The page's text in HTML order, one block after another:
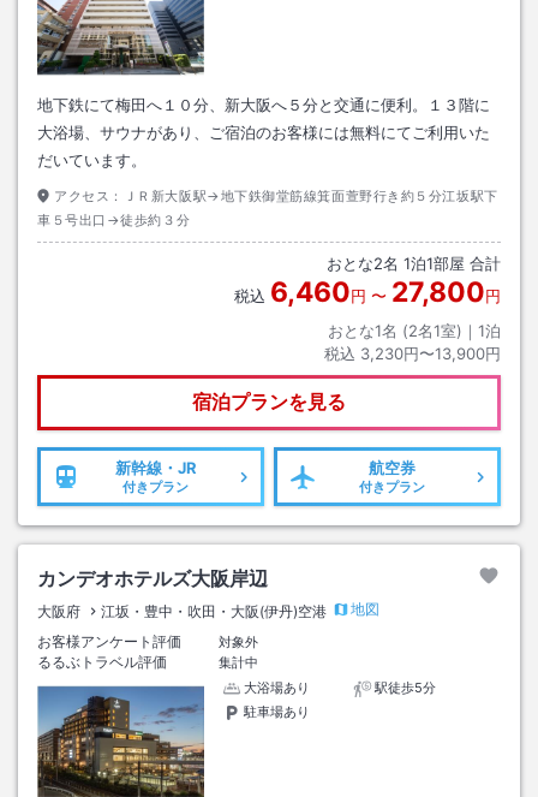
地下鉄にて梅田へ１０分、新大阪へ５分と交通に便利。１３階に
大浴場、サウナがあり、ご宿泊のお客様には無料にてご利用いた
だいています。
アクセス：
ＪＲ新大阪駅→地下鉄御堂筋線箕面萱野行き約５分江坂駅下
車５号出口→徒歩約３分
おとな2名 1泊1部屋 合計
税込 6,460円 〜 27,800円
おとな1名 (2名1室)｜ 1泊
税込 3,230円〜13,900円
宿泊プランを見る
新幹線・JR
付きプラン
航空券
付きプラン
カンデオホテルズ大阪岸辺
大阪府 江坂・豊中・吹田・大阪(伊丹)空港
地図
お客様アンケート評価
対象外
るるぶトラベル評価
集計中
大浴場あり
駅徒歩5分
駐車場あり